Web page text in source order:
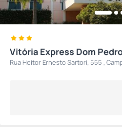
Vitória Express Dom
Rua Heitor Ernesto Sartori, 555 ,